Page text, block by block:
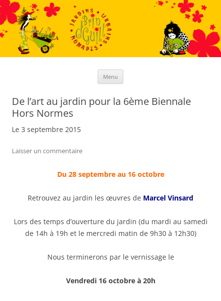
Menu
De l’art au jardin pour la 6ème Biennale
Hors Normes
Le 3 septembre 2015
Laisser un commentaire
Du 28 septembre au 16 octobre
Retrouvez au jardin les œuvres de Marcel Vinsard
Lors des temps d’ouverture du jardin (du mardi au samedi
de 14h à 19h et le mercredi matin de 9h30 à 12h30)
Nous terminerons par le vernissage le
Vendredi 16 octobre à 20h